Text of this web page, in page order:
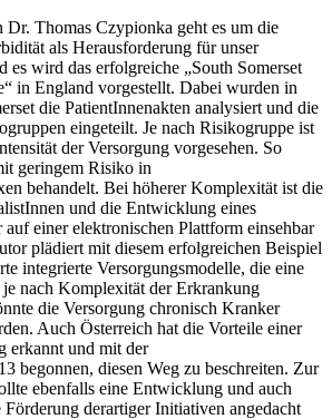
Dr. Thomas Czypionka geht es um die
als Herausforderung für unser
es wird das erfolgreiche „South Somerset
in England vorgestellt. Dabei wurden in
die PatientInnenakten analysiert und die
eingeteilt. Je nach Risikogruppe ist
der Versorgung vorgesehen. So
geringem Risiko in
behandelt. Bei höherer Komplexität ist die
und die Entwicklung eines
auf einer elektronischen Plattform einsehbar
plädiert mit diesem erfolgreichen Beispiel
integrierte Versorgungsmodelle, die eine
je nach Komplexität der Erkrankung
die Versorgung chronisch Kranker
Auch Österreich hat die Vorteile einer
erkannt und mit der
begonnen, diesen Weg zu beschreiten. Zur
ebenfalls eine Entwicklung und auch
derartiger Initiativen angedacht